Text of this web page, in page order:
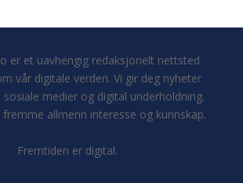
er et uavhengig redaksjonelt nettsted
vår digitale verden. Vi gir deg nyheter
medier og digital underholdning.
allmenn interesse og kunnskap.
Fremtiden er digital.